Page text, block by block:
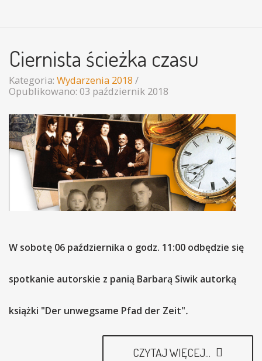
Ciernista ścieżka czasu
Kategoria: Wydarzenia 2018
Opublikowano: 03 październik 2018
W sobotę 06 października o godz. 11:00 odbędzie się
spotkanie autorskie z panią Barbarą Siwik autorką
książki "Der unwegsame Pfad der Zeit".
CZYTAJ WIĘCEJ...